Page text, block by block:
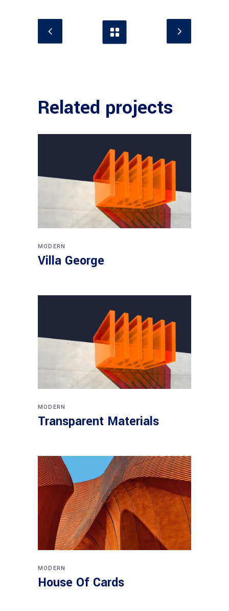
Related projects
MODERN
Villa George
MODERN
Transparent Materials
MODERN
House Of Cards